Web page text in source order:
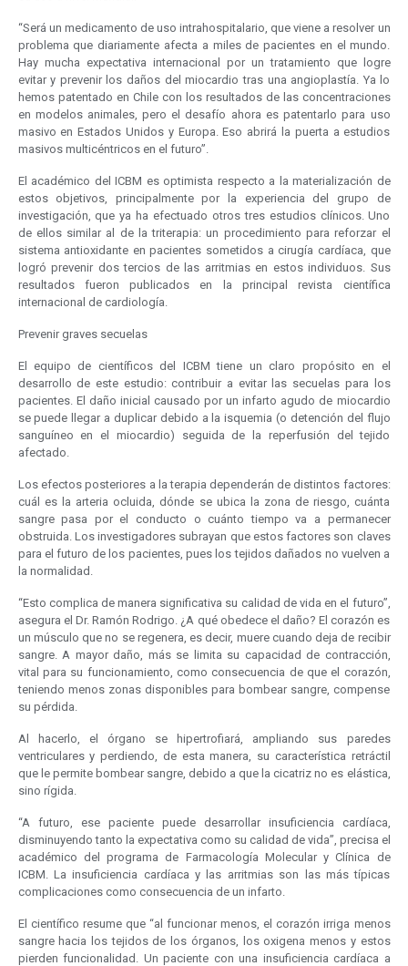
“Será un medicamento de uso intrahospitalario, que viene a resolver un
problema que diariamente afecta a miles de pacientes en el mundo.
Hay mucha expectativa internacional por un tratamiento que logre
evitar y prevenir los daños del miocardio tras una angioplastía. Ya lo
hemos patentado en Chile con los resultados de las concentraciones
en modelos animales, pero el desafío ahora es patentarlo para uso
masivo en Estados Unidos y Europa. Eso abrirá la puerta a estudios
masivos multicéntricos en el futuro”.
El académico del ICBM es optimista respecto a la materialización de
estos objetivos, principalmente por la experiencia del grupo de
investigación, que ya ha efectuado otros tres estudios clínicos. Uno
de ellos similar al de la triterapia: un procedimiento para reforzar el
sistema antioxidante en pacientes sometidos a cirugía cardíaca, que
logró prevenir dos tercios de las arritmias en estos individuos. Sus
resultados fueron publicados en la principal revista científica
internacional de cardiología.
Prevenir graves secuelas
El equipo de científicos del ICBM tiene un claro propósito en el
desarrollo de este estudio: contribuir a evitar las secuelas para los
pacientes. El daño inicial causado por un infarto agudo de miocardio
se puede llegar a duplicar debido a la isquemia (o detención del flujo
sanguíneo en el miocardio) seguida de la reperfusión del tejido
afectado.
Los efectos posteriores a la terapia dependerán de distintos factores:
cuál es la arteria ocluida, dónde se ubica la zona de riesgo, cuánta
sangre pasa por el conducto o cuánto tiempo va a permanecer
obstruida. Los investigadores subrayan que estos factores son claves
para el futuro de los pacientes, pues los tejidos dañados no vuelven a
la normalidad.
“Esto complica de manera significativa su calidad de vida en el futuro”,
asegura el Dr. Ramón Rodrigo. ¿A qué obedece el daño? El corazón es
un músculo que no se regenera, es decir, muere cuando deja de recibir
sangre. A mayor daño, más se limita su capacidad de contracción,
vital para su funcionamiento, como consecuencia de que el corazón,
teniendo menos zonas disponibles para bombear sangre, compense
su pérdida.
Al hacerlo, el órgano se hipertrofiará, ampliando sus paredes
ventriculares y perdiendo, de esta manera, su característica retráctil
que le permite bombear sangre, debido a que la cicatriz no es elástica,
sino rígida.
“A futuro, ese paciente puede desarrollar insuficiencia cardíaca,
disminuyendo tanto la expectativa como su calidad de vida”, precisa el
académico del programa de Farmacología Molecular y Clínica de
ICBM. La insuficiencia cardíaca y las arritmias son las más típicas
complicaciones como consecuencia de un infarto.
El científico resume que “al funcionar menos, el corazón irriga menos
sangre hacia los tejidos de los órganos, los oxigena menos y estos
pierden funcionalidad. Un paciente con una insuficiencia cardíaca a